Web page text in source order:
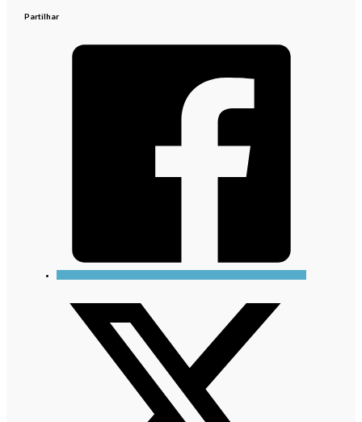
Partilhar